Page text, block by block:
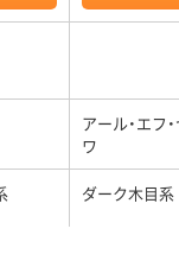
アール・エフ
ワ
ダーク木目系